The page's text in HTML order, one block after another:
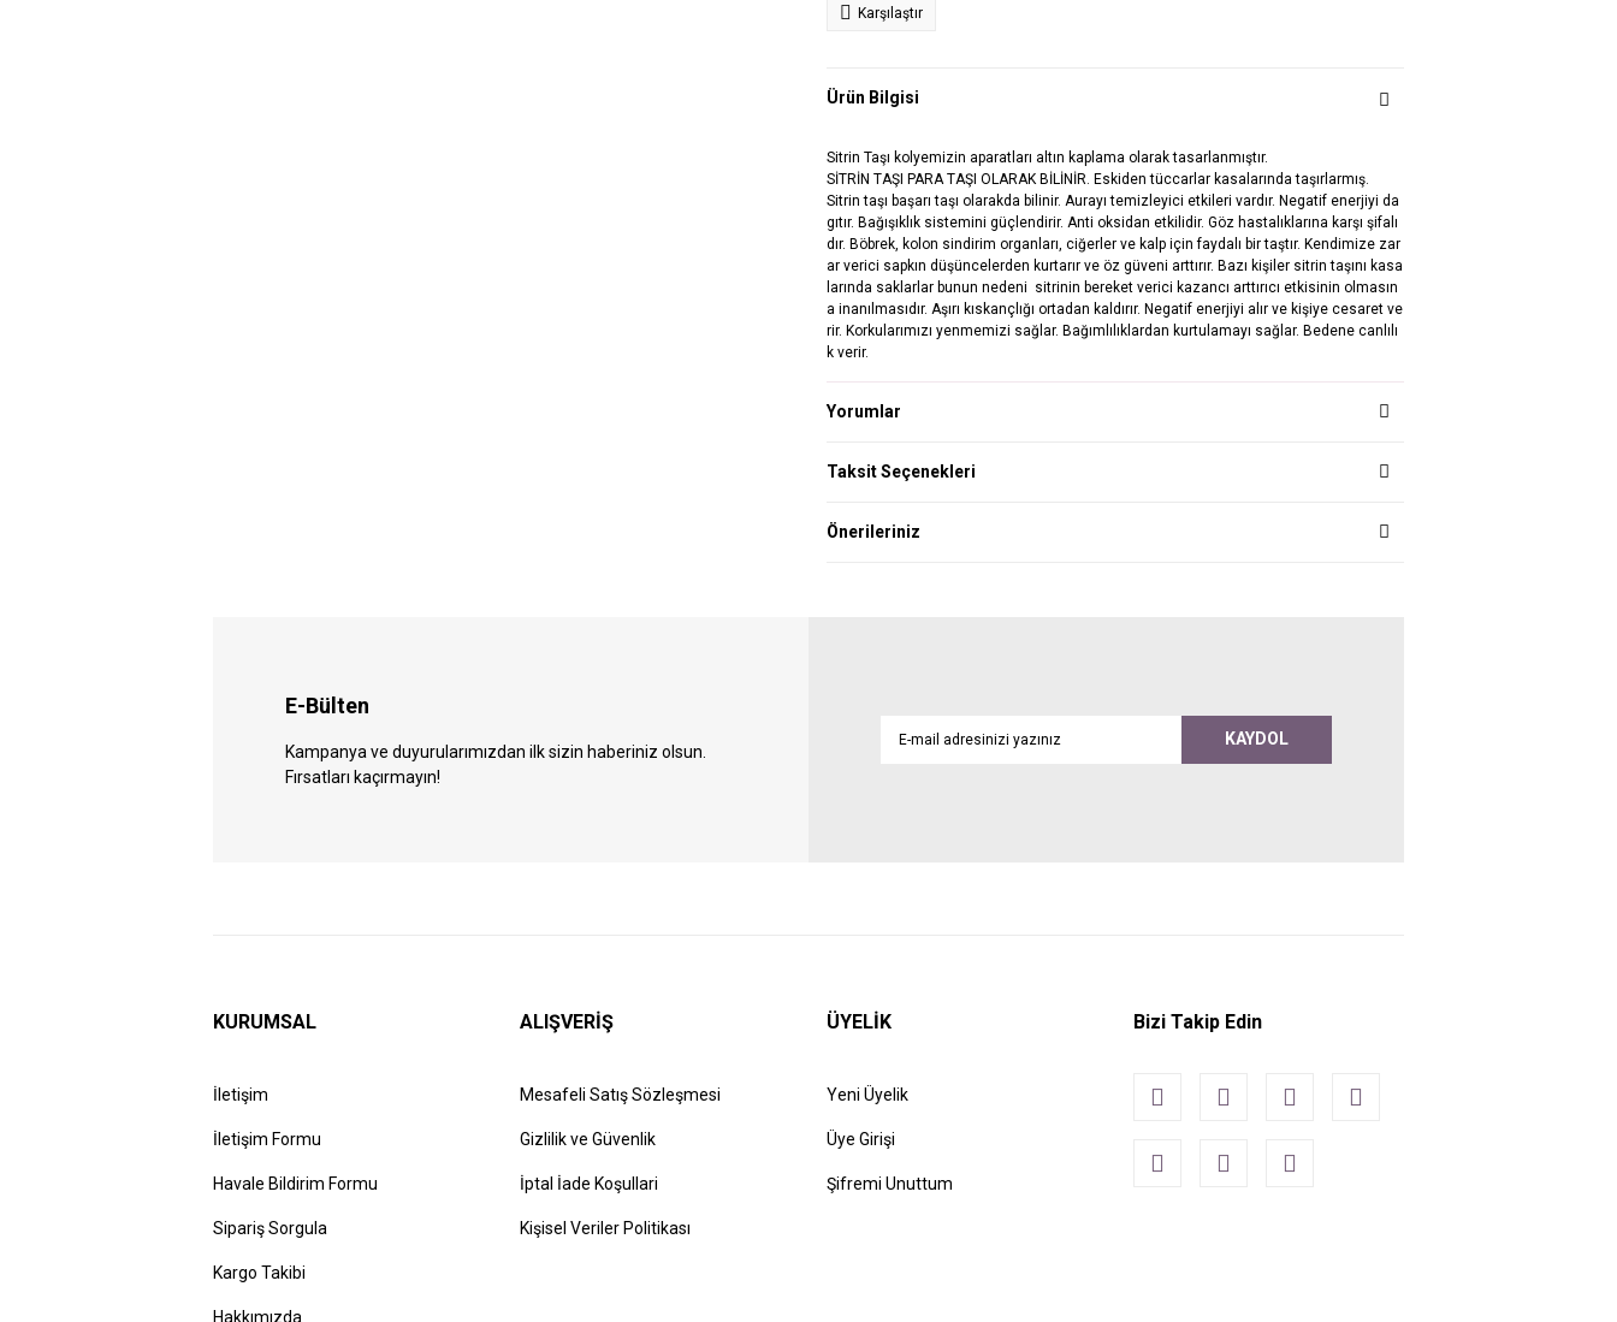
Karşılaştır
Ürün Bilgisi
Sitrin Taşı kolyemizin aparatları altın kaplama olarak tasarlanmıştır.
SİTRİN TAŞI PARA TAŞI OLARAK BİLİNİR. Eskiden tüccarlar kasalarında taşırlarmış.
Sitrin taşı başarı taşı olarakda bilinir. Aurayı temizleyici etkileri vardır. Negatif enerjiyi da
gıtır. Bağışıklık sistemini güçlendirir. Anti oksidan etkilidir. Göz hastalıklarına karşı şifalı
dır. Böbrek, kolon sindirim organları, ciğerler ve kalp için faydalı bir taştır. Kendimize zar
ar verici sapkın düşüncelerden kurtarır ve öz güveni arttırır. Bazı kişiler sitrin taşını kasa
larında saklarlar bunun nedeni sitrinin bereket verici kazancı arttırıcı etkisinin olmasın
a inanılmasıdır. Aşırı kıskançlığı ortadan kaldırır. Negatif enerjiyi alır ve kişiye cesaret ve
rir. Korkularımızı yenmemizi sağlar. Bağımlılıklardan kurtulamayı sağlar. Bedene canlılı
k verir.
Yorumlar
Taksit Seçenekleri
Önerileriniz
E-Bülten
Kampanya ve duyurularımızdan ilk sizin haberiniz olsun.
Fırsatları kaçırmayın!
KAYDOL
KURUMSAL
İletişim
İletişim Formu
Havale Bildirim Formu
Sipariş Sorgula
Kargo Takibi
Hakkımızda
ALIŞVERİŞ
Mesafeli Satış Sözleşmesi
Gizlilik ve Güvenlik
İptal İade Koşullari
Kişisel Veriler Politikası
ÜYELİK
Yeni Üyelik
Üye Girişi
Şifremi Unuttum
Bizi Takip Edin